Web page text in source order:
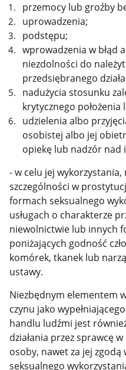
przemocy lub groźby
uprowadzenia;
podstępu;
wprowadzenia w błąd
niezdolności do
przedsiębranego
nadużycia stosunku
krytycznego
udzielenia albo
osobistej albo jej
opiekę lub nadzór nad
- w celu jej wykorzystania,
szczególności w
formach seksualnego
usługach o charakterze
niewolnictwie lub innych
poniżających godność
komórek, tkanek lub
ustawy.
Niezbędnym elementem
czynu jako
handlu ludźmi jest
działania przez sprawcę
osoby, nawet za jej
seksualnego